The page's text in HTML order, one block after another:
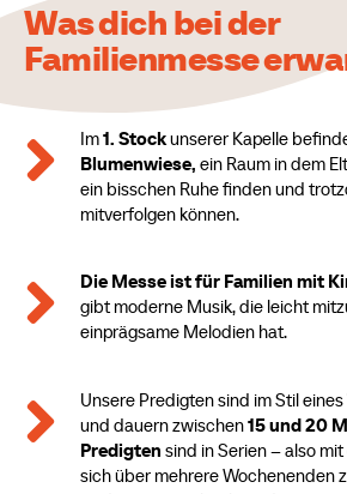
Was dich bei der
Familienmesse
 Im1. Stockunserer Kapelle
Blumenwiese, ein Raum in dem
ein bisschen Ruhe finden und
mitverfolgen können.
 Die Messe ist für Familien mit
gibt moderne Musik, die leicht
einprägsame Melodien hat.
 Unsere Predigten sind im Stil eines
und dauern zwischen15 und 20
Predigten sind in Serien – also
sich über mehrere Wochenenden